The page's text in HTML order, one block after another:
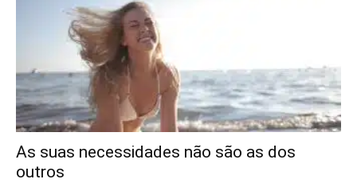
As suas necessidades não são as dos
outros